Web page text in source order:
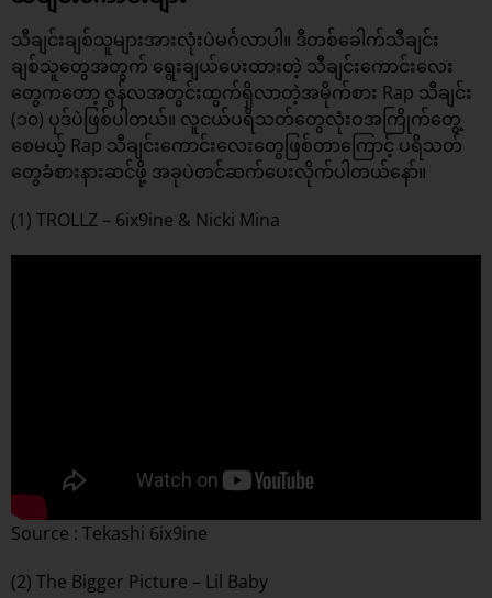
သီချင်းချစ်သူများအားလုံးပဲမင်္ဂလာပါ။ ဒီတစ်ခေါက်သီချင်း
ချစ်သူတွေအတွက် ရွေးချယ်ပေးထားတဲ့ သီချင်းကောင်းလေး
တွေကတော့ ဇွန်လအတွင်းထွက်ရှိလာတဲ့အမိုက်စား Rap သီချင်း
(၁၀) ပုဒ်ပဲဖြစ်ပါတယ်။ လူငယ်ပရိသတ်တွေလုံးဝအကြိုက်တွေ့
စေမယ့် Rap သီချင်းကောင်းလေးတွေဖြစ်တာကြောင့် ပရိသတ်
တွေခံစားနားဆင်ဖို့ အခုပဲတင်ဆက်ပေးလိုက်ပါတယ်နော်။
(1) TROLLZ – 6ix9ine & Nicki Mina
Source : Tekashi 6ix9ine
(2) The Bigger Picture – Lil Baby